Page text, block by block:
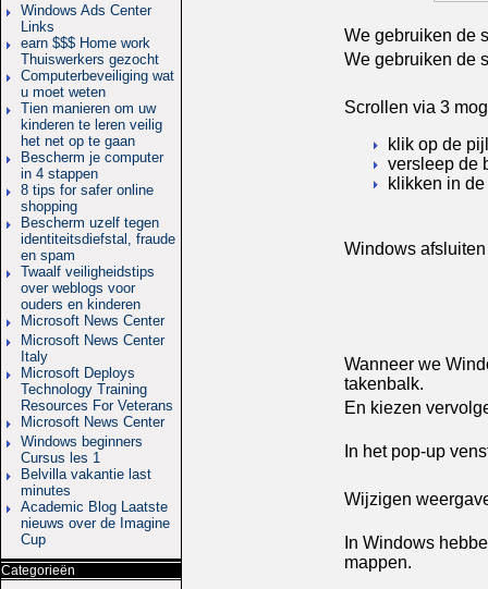
Windows Ads Center
Links
earn $$$ Home work
Thuiswerkers gezocht
Computerbeveiliging wat
u moet weten
Tien manieren om uw
kinderen te leren veilig
het net op te gaan
Bescherm je computer
in 4 stappen
8 tips for safer online
shopping
Bescherm uzelf tegen
identiteitsdiefstal, fraude
en spam
Twaalf veiligheidstips
over weblogs voor
ouders en kinderen
Microsoft News Center
Microsoft News Center
Italy
Microsoft Deploys
Technology Training
Resources For Veterans
Microsoft News Center
Windows beginners
Cursus les 1
Belvilla vakantie last
minutes
Academic Blog Laatste
nieuws over de Imagine
Cup
Categorieën
We gebruiken de
We gebruiken de
Scrollen via 3
klik op de
versleep de
klikken in
Windows afsluiten
Wanneer we
takenbalk.
En kiezen
In het pop-up
Wijzigen
In Windows
mappen.